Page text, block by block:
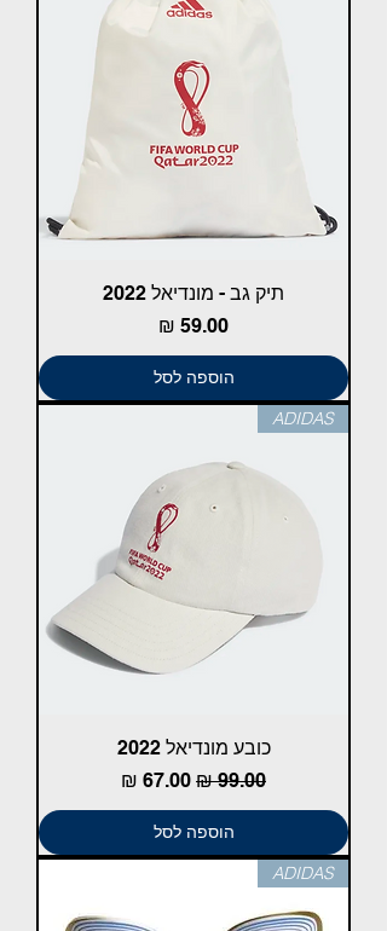
תיק גב - מונדיאל 2022
מחיר
הוספה לסל
ADIDAS
כובע מונדיאל 2022
מחיר רגילמחיר מבצע
הוספה לסל
ADIDAS